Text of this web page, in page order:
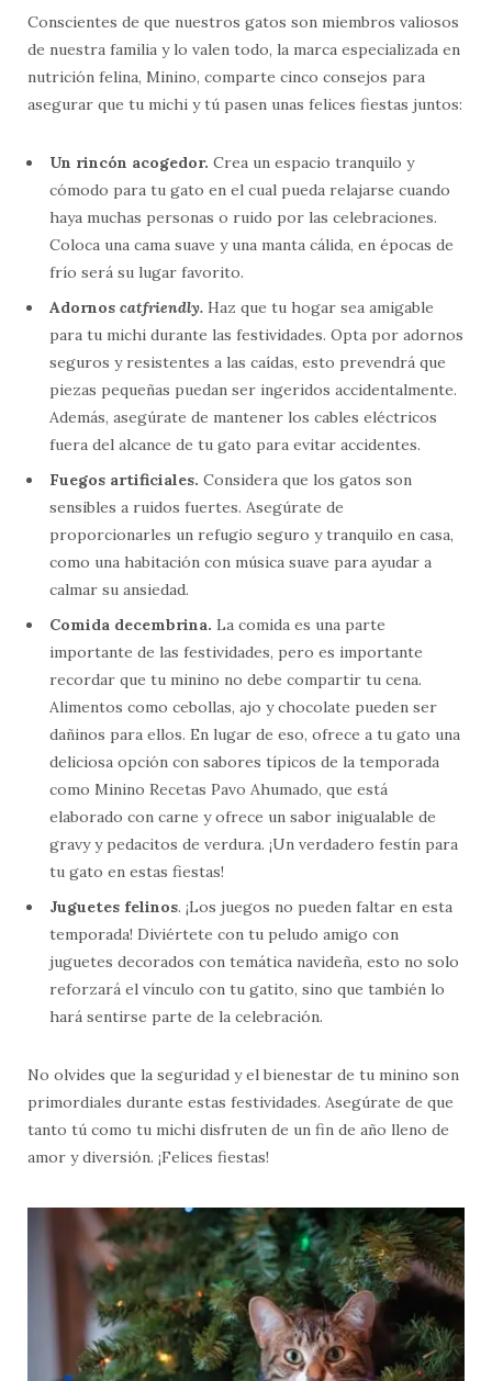
Conscientes de que nuestros gatos son miembros valiosos
de nuestra familia y lo valen todo, la marca especializada en
nutrición felina, Minino, comparte cinco consejos para
asegurar que tu michi y tú pasen unas felices fiestas juntos:
Un rincón acogedor. Crea un espacio tranquilo y
cómodo para tu gato en el cual pueda relajarse cuando
haya muchas personas o ruido por las celebraciones.
Coloca una cama suave y una manta cálida, en épocas de
frío será su lugar favorito.
Adornos catfriendly. Haz que tu hogar sea amigable
para tu michi durante las festividades. Opta por adornos
seguros y resistentes a las caídas, esto prevendrá que
piezas pequeñas puedan ser ingeridos accidentalmente.
Además, asegúrate de mantener los cables eléctricos
fuera del alcance de tu gato para evitar accidentes.
Fuegos artificiales. Considera que los gatos son
sensibles a ruidos fuertes. Asegúrate de
proporcionarles un refugio seguro y tranquilo en casa,
como una habitación con música suave para ayudar a
calmar su ansiedad.
Comida decembrina. La comida es una parte
importante de las festividades, pero es importante
recordar que tu minino no debe compartir tu cena.
Alimentos como cebollas, ajo y chocolate pueden ser
dañinos para ellos. En lugar de eso, ofrece a tu gato una
deliciosa opción con sabores típicos de la temporada
como Minino Recetas Pavo Ahumado, que está
elaborado con carne y ofrece un sabor inigualable de
gravy y pedacitos de verdura. ¡Un verdadero festín para
tu gato en estas fiestas!
Juguetes felinos. ¡Los juegos no pueden faltar en esta
temporada! Diviértete con tu peludo amigo con
juguetes decorados con temática navideña, esto no solo
reforzará el vínculo con tu gatito, sino que también lo
hará sentirse parte de la celebración.
No olvides que la seguridad y el bienestar de tu minino son
primordiales durante estas festividades. Asegúrate de que
tanto tú como tu michi disfruten de un fin de año lleno de
amor y diversión. ¡Felices fiestas!